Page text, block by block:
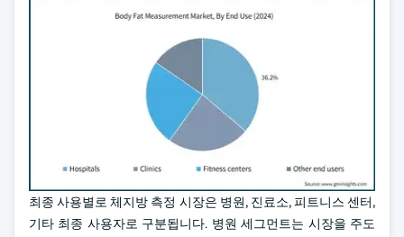
최종 사용별로 체지방 측정 시장은 병원, 진료소, 피트니스 센터,
기타 최종 사용자로 구분됩니다. 병원 세그먼트는 시장을 주도